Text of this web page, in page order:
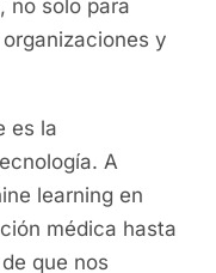
no solo para
y
es la
A
learning en
médica hasta
que nos